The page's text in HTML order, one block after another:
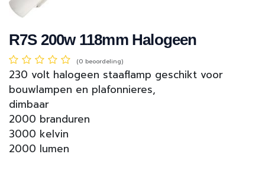
R7S 200w 118mm Halogeen
(0 beoordeling)
230 volt halogeen staaflamp geschikt voor
bouwlampen en plafonnieres,
dimbaar
2000 branduren
3000 kelvin
2000 lumen